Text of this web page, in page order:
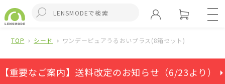
TOP シード ワンデーピュアうるおいプラス(8箱セット)
【重要なご案内】送料改定のお知らせ（6/23より） ⏵